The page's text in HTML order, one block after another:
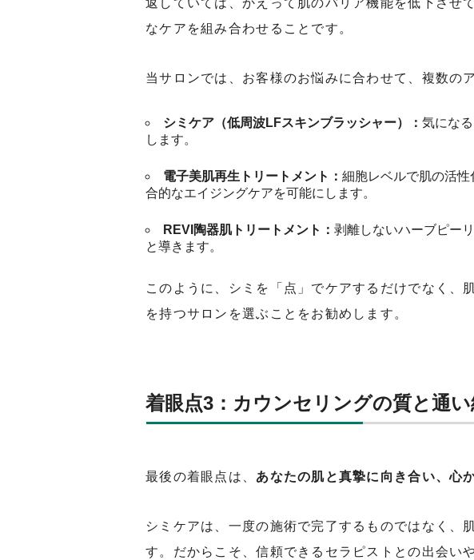
返していては、かえって肌のバリア機能を低下させ
なケアを組み合わせることです。
当サロンでは、お客様のお悩みに合わせて、複数の
シミケア（低周波LFスキンブラッシャー）： 気にな
します。
電子美肌再生トリートメント： 細胞レベルで肌の活
合的なエイジングケアを可能にします。
REVI陶器肌トリートメント： 剥離しないハーブピー
と導きます。
このように、シミを「点」でケアするだけでなく、
を持つサロンを選ぶことをお勧めします。
着眼点3：カウンセリングの質と通
最後の着眼点は、 あなたの肌と真摯に向き合い、心
シミケアは、一度の施術で完了するものではなく、
す。だからこそ、信頼できるセラピストとの出会い